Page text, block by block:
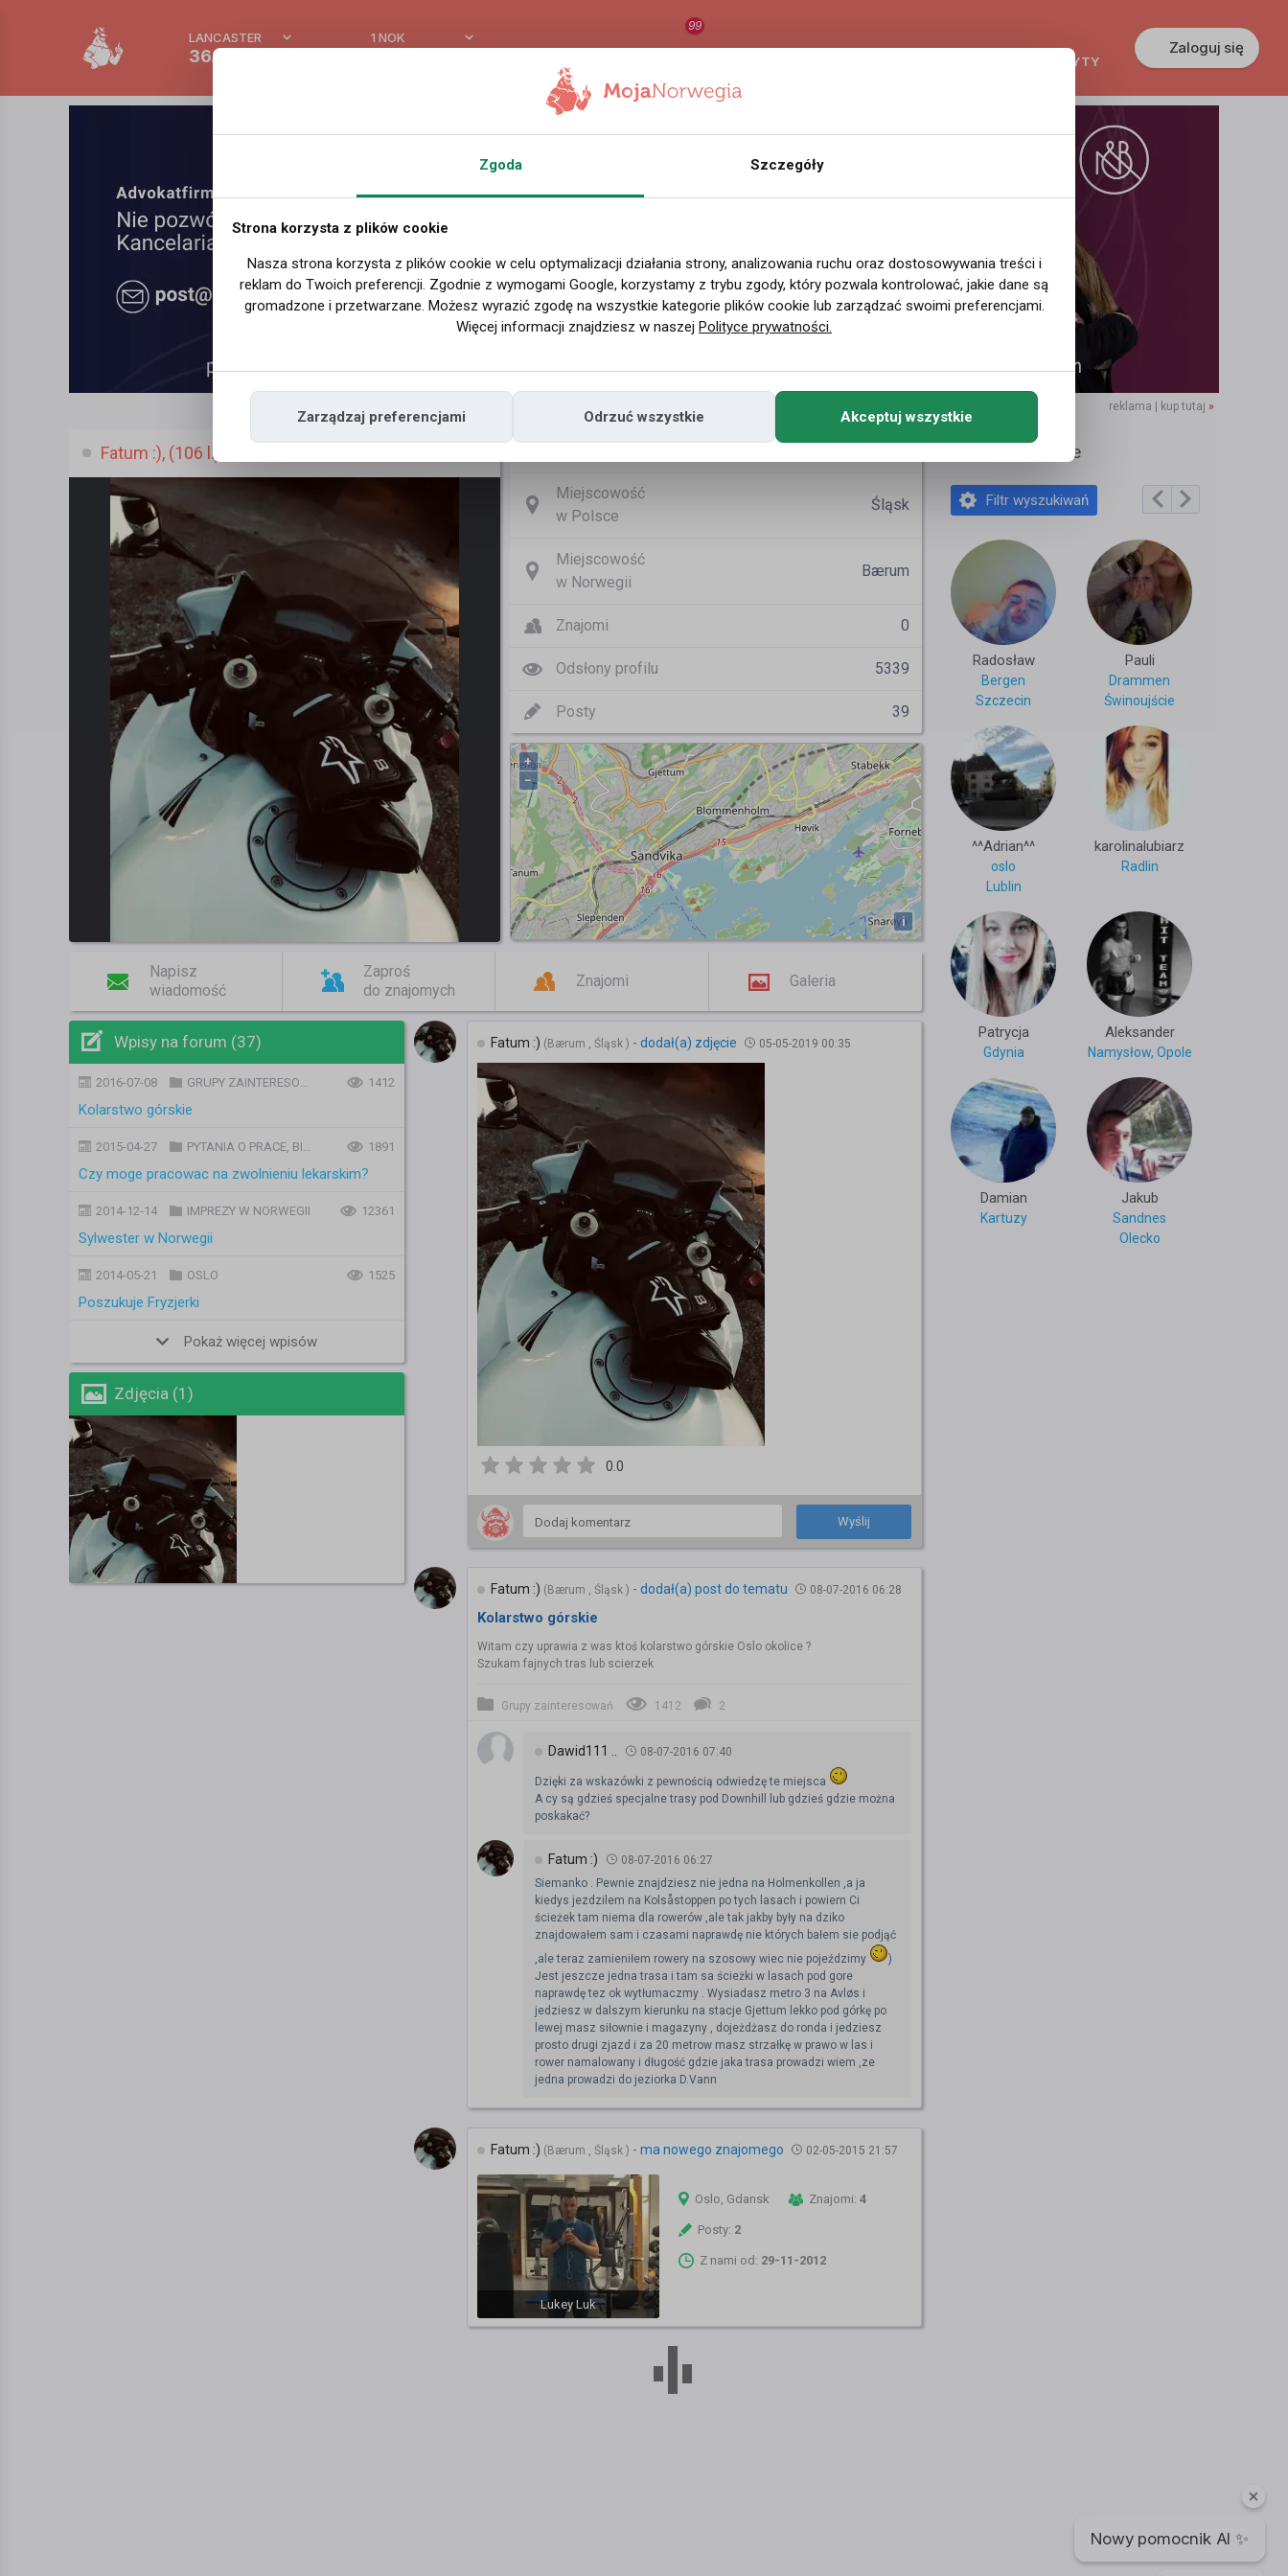
Nowy pomocnik AI ✨
LANCASTER
36.5 °C
1 NOK
99
KREDYTY
Zaloguj się
reklama | kup tutaj »
Fatum :), (106 l.)
Miejscowość
w Polsce
Śląsk
Miejscowość
w Norwegii
Bærum
Znajomi 0
Odsłony profilu 5339
Posty 39
+
−
i
Napisz
wiadomość
Zaproś
do znajomych
Znajomi Galeria
Wpisy na forum (37)
2016-07-08 GRUPY ZAINTERESOWAŃ 1412
Kolarstwo górskie
2015-04-27 PYTANIA O PRACE, BIZNES, PODATKI, FORMALNOŚCI I URZĘDY 1891
Czy moge pracowac na zwolnieniu lekarskim?
2014-12-14 IMPREZY W NORWEGII 12361
Sylwester w Norwegii
2014-05-21 OSLO 1525
Poszukuje Fryzjerki
Pokaż więcej wpisów
Zdjęcia (1)
Fatum :) (Bærum , Śląsk ) - dodał(a) zdjęcie 05-05-2019 00:35
0.0
Wyślij
Fatum :) (Bærum , Śląsk ) - dodał(a) post do tematu 08-07-2016 06:28
Kolarstwo górskie
Witam czy uprawia z was ktoś kolarstwo górskie Oslo okolice ?
Szukam fajnych tras lub scierzek
Grupy zainteresowań 1412 2
Dawid111 .. 08-07-2016 07:40
Dzięki za wskazówki z pewnością odwiedzę te miejsca
A cy są gdzieś specjalne trasy pod Downhill lub gdzieś gdzie można
poskakać?
Fatum :)
08-07-2016 06:27
Siemanko . Pewnie znajdziesz nie jedna na Holmenkollen ,a ja
kiedys jezdzilem na Kolsåstoppen po tych lasach i powiem Ci
ścieżek tam niema dla rowerów ,ale tak jakby były na dziko
znajdowałem sam i czasami naprawdę nie których bałem sie podjąć
,ale teraz zamieniłem rowery na szosowy wiec nie pojeździmy
)
Jest jeszcze jedna trasa i tam sa ścieżki w lasach pod gore
naprawdę tez ok wytłumaczmy . Wysiadasz metro 3 na Avløs i
jedziesz w dalszym kierunku na stacje Gjettum lekko pod górkę po
lewej masz siłownie i magazyny , dojeżdżasz do ronda i jedziesz
prosto drugi zjazd i za 20 metrow masz strzałkę w prawo w las i
rower namalowany i długość gdzie jaka trasa prowadzi wiem ,ze
jedna prowadzi do jeziorka D.Vann
Fatum :) (Bærum , Śląsk ) - ma nowego znajomego 02-05-2015 21:57
Lukey Luk
Oslo, Gdansk Znajomi: 4
Posty: 2
Z nami od: 29-11-2012
Polecane profile
Filtr wyszukiwań
Radosław
Bergen
Szczecin
Pauli
Drammen
Świnoujście
^^Adrian^^
oslo
Lublin
karolinalubiarz
Radlin
Patrycja
Gdynia
Aleksander
Namysłow, Opole
Damian
Kartuzy
Jakub
Sandnes
Olecko
Zgoda Szczegóły
Strona korzysta z plików cookie
Nasza strona korzysta z plików cookie w celu optymalizacji działania strony, analizowania ruchu oraz dostosowywania treści i
reklam do Twoich preferencji. Zgodnie z wymogami Google, korzystamy z trybu zgody, który pozwala kontrolować, jakie dane są
gromadzone i przetwarzane. Możesz wyrazić zgodę na wszystkie kategorie plików cookie lub zarządzać swoimi preferencjami.
Więcej informacji znajdziesz w naszej Polityce prywatności.
Zarządzaj preferencjami Odrzuć wszystkie Akceptuj wszystkie